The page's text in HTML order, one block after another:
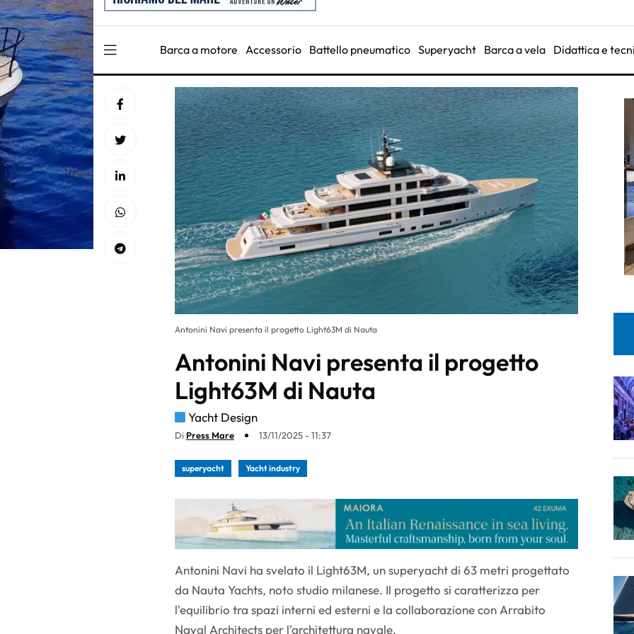
Barca a motore Accessorio Battello pneumatico Superyacht Barca a vela Didattica e
Antonini Navi presenta il progetto Light63M di Nauta
Antonini Navi presenta il progetto
Light63M di Nauta
Yacht Design
Di Press Mare 13/11/2025 - 11:37
superyacht Yacht industry
Antonini Navi ha svelato il Light63M, un superyacht di 63 metri progettato
da Nauta Yachts, noto studio milanese. Il progetto si caratterizza per
l'equilibrio tra spazi interni ed esterni e la collaborazione con Arrabito
Naval Architects per l'architettura navale.